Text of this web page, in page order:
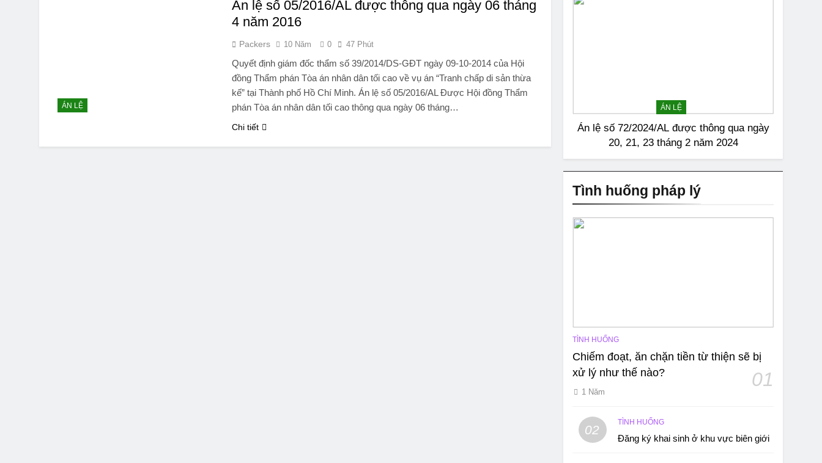
ÁN LỆ
Án lệ số 05/2016/AL được thông qua ngày 06 tháng
4 năm 2016
Packers 10 Năm 0 47 Phút
Quyết định giám đốc thẩm số 39/2014/DS-GĐT ngày 09-10-2014 của Hội
đồng Thẩm phán Tòa án nhân dân tối cao về vụ án “Tranh chấp di sản thừa
kế” tại Thành phố Hồ Chí Minh. Án lệ số 05/2016/AL Được Hội đồng Thẩm
phán Tòa án nhân dân tối cao thông qua ngày 06 tháng…
Chi tiết
ÁN LỆ
Án lệ số 72/2024/AL được thông qua ngày
20, 21, 23 tháng 2 năm 2024
Tình huống pháp lý
TÌNH HUỐNG
Chiếm đoạt, ăn chặn tiền từ thiện sẽ bị
xử lý như thế nào?
01
1 Năm
02
TÌNH HUỐNG
Đăng ký khai sinh ở khu vực biên giới